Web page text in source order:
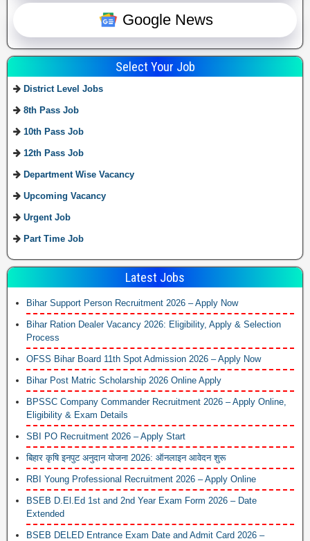
Google News
Select Your Job
District Level Jobs
8th Pass Job
10th Pass Job
12th Pass Job
Department Wise Vacancy
Upcoming Vacancy
Urgent Job
Part Time Job
Latest Jobs
Bihar Support Person Recruitment 2026 – Apply Now
Bihar Ration Dealer Vacancy 2026: Eligibility, Apply & Selection
Process
OFSS Bihar Board 11th Spot Admission 2026 – Apply Now
Bihar Post Matric Scholarship 2026 Online Apply
BPSSC Company Commander Recruitment 2026 – Apply Online,
Eligibility & Exam Details
SBI PO Recruitment 2026 – Apply Start
बिहार कृषि इनपुट अनुदान योजना 2026: ऑनलाइन आवेदन शुरू
RBI Young Professional Recruitment 2026 – Apply Online
BSEB D.El.Ed 1st and 2nd Year Exam Form 2026 – Date
Extended
BSEB DELED Entrance Exam Date and Admit Card 2026 –